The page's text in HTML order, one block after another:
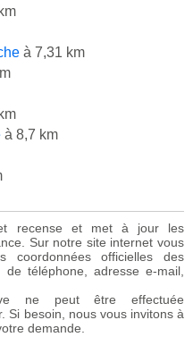
à 7,31 km
à 8,7 km
recense et met à jour les
Sur notre site internet vous
coordonnées officielles des
téléphone, adresse e-mail,
ne peut être effectuée
Si besoin, nous vous invitons à
demande.